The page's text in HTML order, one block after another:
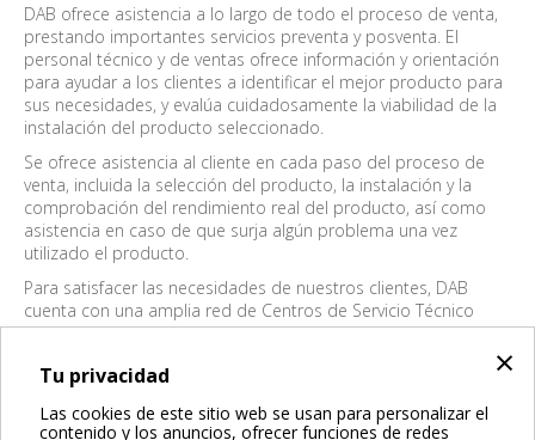
×
Tu privacidad
Las cookies de este sitio web se usan para personalizar el
contenido y los anuncios, ofrecer funciones de redes
DAB ofrece asistencia a lo largo de todo el proceso de venta,
prestando importantes servicios preventa y posventa. El
personal técnico y de ventas ofrece información y orientación
para ayudar a los clientes a identificar el mejor producto para
sus necesidades, y evalúa cuidadosamente la viabilidad de la
instalación del producto seleccionado.
Se ofrece asistencia al cliente en cada paso del proceso de
venta, incluida la selección del producto, la instalación y la
comprobación del rendimiento real del producto, así como
asistencia en caso de que surja algún problema una vez
utilizado el producto.
Para satisfacer las necesidades de nuestros clientes, DAB
cuenta con una amplia red de Centros de Servicio Técnico
repartidos por todo España y Portugal.
Como fabricante y vendedor de bombas de agua, DAB se
convierte en el "socio" ideal.
Al proporcionar productos de alta calidad y ofrecer servicios